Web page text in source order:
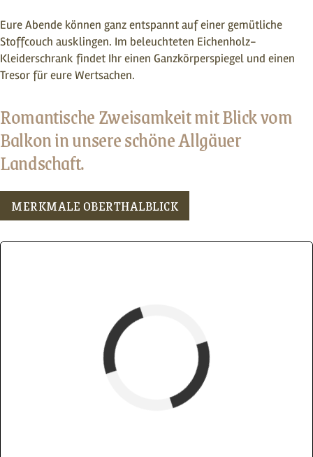
Eure Abende können ganz entspannt auf einer gemütliche
Stoffcouch ausklingen. Im beleuchteten Eichenholz-
Kleiderschrank findet Ihr einen Ganzkörperspiegel und einen
Tresor für eure Wertsachen.
Romantische Zweisamkeit mit Blick vom
Balkon in unsere schöne Allgäuer
Landschaft.
MERKMALE OBERTHALBLICK
verfügbar (Anreise) verfügbar